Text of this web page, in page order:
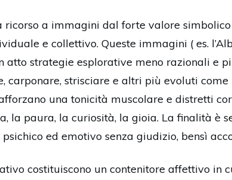
a immagini dal forte valore
e collettivo. Queste immagini ( es.
strategie esplorative meno razionali e
carponare, strisciare e altri più evoluti
una tonicità muscolare e distretti
la paura, la curiosità, la gioia. La finalità è
ed emotivo senza giudizio, bensì
costituiscono un contenitore affettivo in